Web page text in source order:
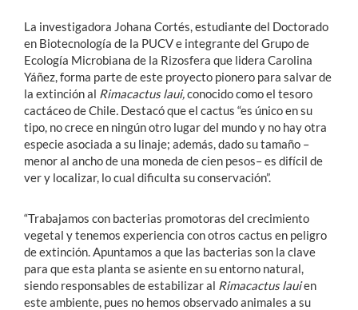
La investigadora Johana Cortés, estudiante del Doctorado
en Biotecnología de la PUCV e integrante del Grupo de
Ecología Microbiana de la Rizosfera que lidera Carolina
Yáñez, forma parte de este proyecto pionero para salvar de
la extinción al Rimacactus laui, conocido como el tesoro
cactáceo de Chile Destacó que el cactus “es único en su
tipo, no crece en ningún otro lugar del mundo y no hay otra
especie asociada a su linaje; además, dado su tamaño –
menor al ancho de una moneda de cien pesos– es difícil de
ver y localizar, lo cual dificulta su conservación”.
“Trabajamos con bacterias promotoras del crecimiento
vegetal y tenemos experiencia con otros cactus en peligro
de extinción. Apuntamos a que las bacterias son la clave
para que esta planta se asiente en su entorno natural,
siendo responsables de estabilizar al Rimacactus lauien
este ambiente, pues no hemos observado animales a su